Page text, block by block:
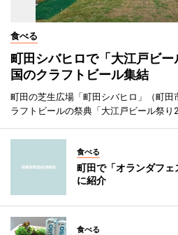
食べる
町田シバヒロで「大江戸ビ
国のクラフトビール集結
町田の芝生広場「町田シバヒロ」（町田
ラフトビールの祭典「大江戸ビール祭り
食べる
町田で「オランダフ
に紹介
食べる